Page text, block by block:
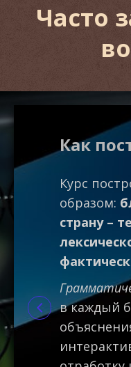
Часто
Как
Курс
образом:
страну –
в каждый